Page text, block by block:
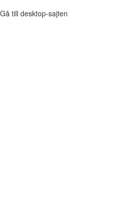
Gå till desktop-sajten